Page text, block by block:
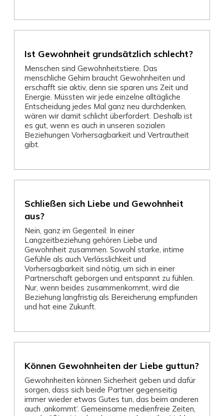
Ist Gewohnheit grundsätzlich schlecht?
Menschen sind Gewohnheitstiere. Das
menschliche Gehirn braucht Gewohnheiten und
erschafft sie aktiv, denn sie sparen uns Zeit und
Energie. Müssten wir jede einzelne alltägliche
Entscheidung jedes Mal ganz neu durchdenken,
wären wir damit schlicht überfordert. Deshalb ist
es gut, wenn es auch in unseren sozialen
Beziehungen Vorhersagbarkeit und Vertrautheit
gibt.
Schließen sich Liebe und Gewohnheit
aus?
Nein, ganz im Gegenteil: In einer
Langzeitbeziehung gehören Liebe und
Gewohnheit zusammen. Sowohl starke, intime
Gefühle als auch Verlässlichkeit und
Vorhersagbarkeit sind nötig, um sich in einer
Partnerschaft geborgen und entspannt zu fühlen.
Nur, wenn beides zusammenkommt, wird die
Beziehung langfristig als Bereicherung empfunden
und hat eine Zukunft.
Können Gewohnheiten der Liebe guttun?
Gewohnheiten können Sicherheit geben und dafür
sorgen, dass sich beide Partner gegenseitig
immer wieder etwas Gutes tun, das beim anderen
auch ‚ankommt‘. Gemeinsame medienfreie Zeiten,